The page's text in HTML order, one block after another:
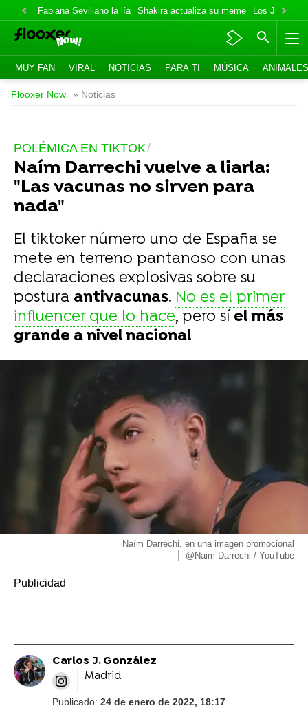
Fabiana Sevillano la lía Shakira actualiza su meme Los Jonas
MUY FAN VIRAL NOTICIAS PARA TI MÚSICA ANIMALES
Flooxer Now » Noticias
POLÉMICA EN TIKTOK
Naím Darrechi vuelve a liarla:
"Las vacunas no sirven para
nada"
El tiktoker número uno de España se
mete en terreno pantanoso con unas
declaraciones explosivas sobre su
postura antivacunas. No es el primer
influencer que lo hace, pero sí el más
grande a nivel nacional
Naím Darrechi, en una imagen promocional
@Naim Darrechi / YouTube
Carlos J. González
Madrid
Publicado: 24 de enero de 2022, 18:17